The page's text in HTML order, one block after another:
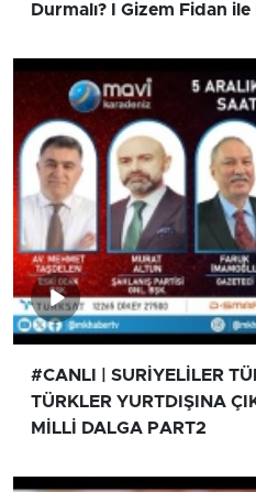
Durmalı? I Gizem Fidan
#CANLI | SURİYELİLER
TÜRKLER YURTDIŞINA
MİLLİ DALGA PART2